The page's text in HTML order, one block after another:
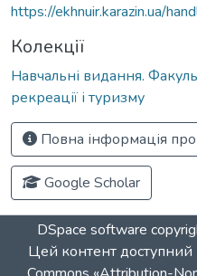
https://ekhnuir.karazin.ua/
Колекції
Навчальні видання.
рекреації і туризму
Повна інформація
Google Scholar
DSpace software
Цей контент доступний